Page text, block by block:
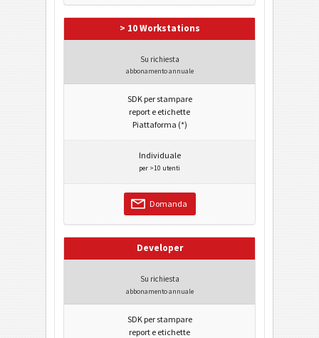
> 10 Workstations
Su richiesta
abbonamento annuale
SDK per stampare
report e etichette
Piattaforma (*)
Individuale
per >10 utenti
Domanda
Developer
Su richiesta
abbonamento annuale
SDK per stampare
report e etichette